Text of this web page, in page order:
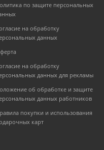
по защите персональных
на обработку
данных
на обработку
данных для рекламы
об обработке и защите
данных работников
покупки и использования
карт